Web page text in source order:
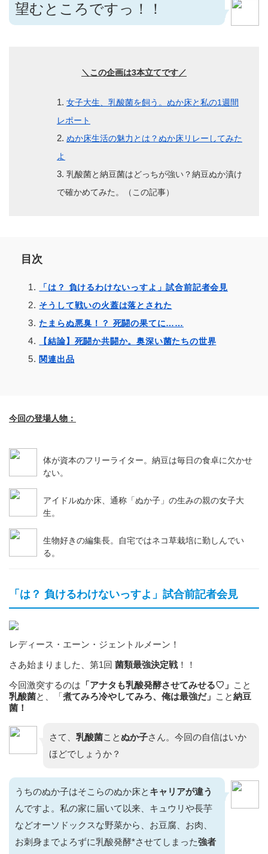
望むところですっ！！
＼この企画は3本立てです／
女子大生、乳酸菌を飼う。ぬか床と私の1週間
レポート
ぬか床生活の魅力とは？ぬか床リレーしてみた
よ
乳酸菌と納豆菌はどっちが強い？納豆ぬか漬け
で確かめてみた。（この記事）
目次
「は？ 負けるわけないっすよ」試合前記者会見
そうして戦いの火蓋は落とされた
たまらぬ悪臭！？ 死闘の果てに……
【結論】死闘か共闘か。奥深い菌たちの世界
関連出品
今回の登場人物：
体が資本のフリーライター。納豆は毎日の食卓に欠かせ
ない。
アイドルぬか床、通称「ぬか子」の生みの親の女子大
生。
生物好きの編集長。自宅ではネコ草栽培に勤しんでい
る。
「は？ 負けるわけないっすよ」試合前記者会見
レディース・エーン・ジェントルメーン！
さあ始まりました、第1回 菌類最強決定戦！！
今回激突するのは 「アナタも乳酸発酵させてみせる♡」 こと
乳酸菌と、「煮てみろ冷やしてみろ、俺は最強だ」 こと納豆
菌！
さて、 乳酸菌ことぬか子さん。今回の自信はいか
ほどでしょうか？
うちのぬか子はそこらのぬか床と キャリアが違う
んですよ。私の家に届いて以来、キュウリや長芋
などオーソドックスな野菜から、お豆腐、お肉、
お刺身までよろずに乳酸発酵*させてしまった強者